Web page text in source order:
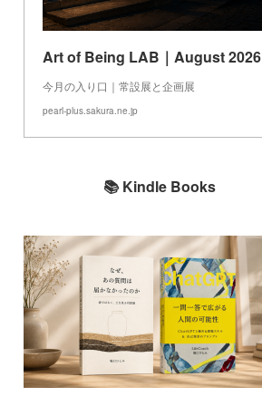
Art of Being LAB｜August 2026
今月の入り口｜常設展と企画展
pearl-plus.sakura.ne.jp
📚 Kindle Books